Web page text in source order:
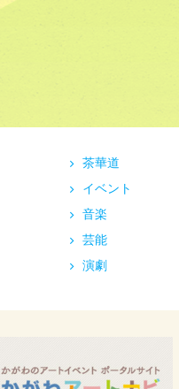
茶華道
イベント
音楽
芸能
演劇